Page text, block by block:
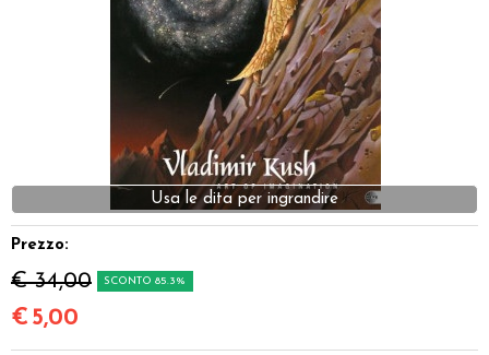
Giocattoli e Gadget
Offerte del DragoneUsa le dita per ingrandire
Prezzo:
€ 34,00 SCONTO 85.3%
€ 5,00